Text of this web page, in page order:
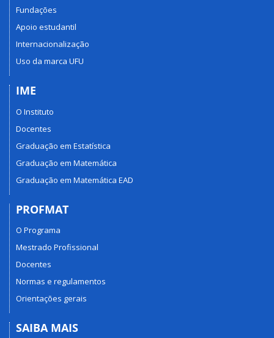
Fundações
Apoio estudantil
Internacionalização
Uso da marca UFU
IME
O Instituto
Docentes
Graduação em Estatística
Graduação em Matemática
Graduação em Matemática EAD
PROFMAT
O Programa
Mestrado Profissional
Docentes
Normas e regulamentos
Orientações gerais
SAIBA MAIS